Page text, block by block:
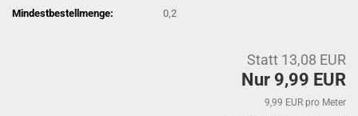
Mindestbestellmenge:
0,2
Statt 13,08 EUR
Nur 9,99 EUR
9,99 EUR pro Meter